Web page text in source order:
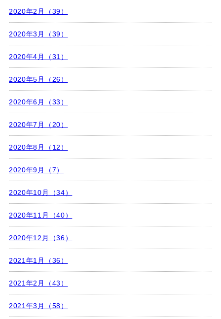
2020年2月（39）
2020年3月（39）
2020年4月（31）
2020年5月（26）
2020年6月（33）
2020年7月（20）
2020年8月（12）
2020年9月（7）
2020年10月（34）
2020年11月（40）
2020年12月（36）
2021年1月（36）
2021年2月（43）
2021年3月（58）